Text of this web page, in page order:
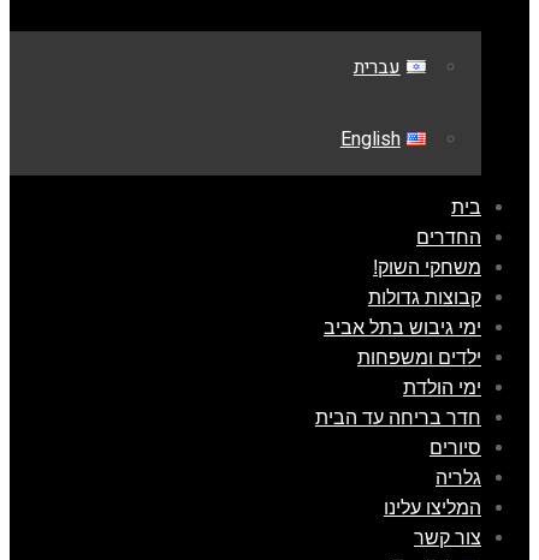
עברית
English
בית
החדרים
משחקי השוק!
קבוצות גדולות
ימי גיבוש בתל אביב
ילדים ומשפחות
ימי הולדת
חדר בריחה עד הבית
סיורים
גלריה
המליצו עלינו
צור קשר